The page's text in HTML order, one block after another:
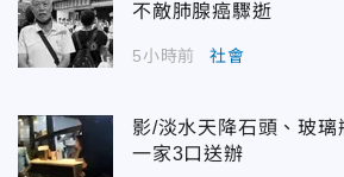
不敵肺腺癌驟逝
5小時前 社會
影/淡水天降石頭、玻
一家3口送辦